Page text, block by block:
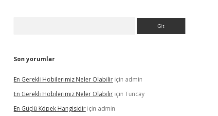
Son yorumlar
En Gerekli Hobilerimiz Neler Olabilir için admin
En Gerekli Hobilerimiz Neler Olabilir için Tuncay
En Güçlü Köpek Hangisidir için admin